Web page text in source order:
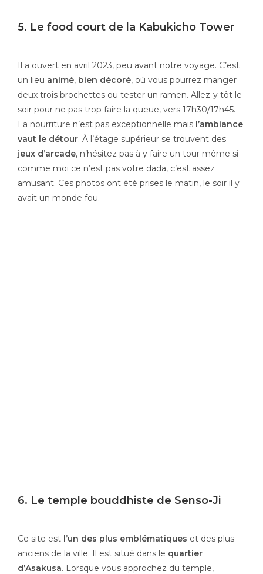
5. Le food court de la Kabukicho Tower
Il a ouvert en avril 2023, peu avant notre voyage. C’est
un lieu animé, bien décoré, où vous pourrez manger
deux trois brochettes ou tester un ramen. Allez-y tôt le
soir pour ne pas trop faire la queue, vers 17h30/17h45.
La nourriture n’est pas exceptionnelle mais l’ambiance
vaut le détour. À l’étage supérieur se trouvent des
jeux d’arcade, n’hésitez pas à y faire un tour même si
comme moi ce n’est pas votre dada, c’est assez
amusant. Ces photos ont été prises le matin, le soir il y
avait un monde fou.
6. Le temple bouddhiste de Senso-Ji
Ce site est l’un des plus emblématiques et des plus
anciens de la ville. Il est situé dans le quartier
d’Asakusa. Lorsque vous approchez du temple,